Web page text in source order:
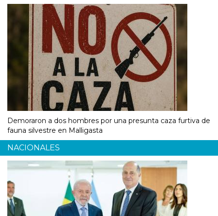
Demoraron a dos hombres por una presunta caza furtiva de
fauna silvestre en Malligasta
NACIONALES